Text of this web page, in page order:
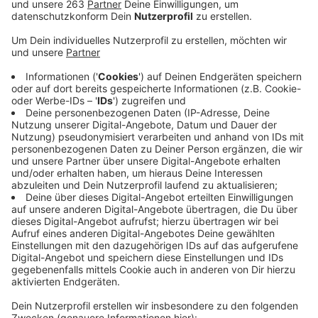
Endlich wieder ein Job: Im Kampf gegen
Wittgenstein 13,2 Millionen Euro vom Bund. Das
meldet die Industriegewerkschaft Bauen-Agrar-
Umwelt. Die Gewerkschaft beruft sich auf Zahlen aus
dem Bundesarbeitsministerium. Mit dem Geld sollen
bis zum Jahr 2022 vor allem Lohnzuschüsse für
Unternehmen bezahlt werden, die Langzeitarbeitslose
regulär einstellen. Laut Bundesarbeitsagentur gibt es
in Siegen-Wittgenstein derzeit rund 2440
Langzeitarbeitslose. Ihre Zahl sei in den letzten zehn
Jahren zwar gesunken, mit Blick auf die gute Lage am
Arbeitsmarkt aber immer noch zu hoch, heißt es von
der IG Bau. Die Jobcenter in ganz NRW erhalten im
Rahmen des „Teilhabechancengesetzes“ knapp 1,4
Milliarden Euro zur Förderung von